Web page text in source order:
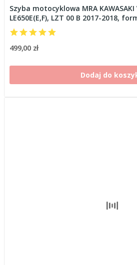
Szyba motocyklowa MRA KAWASAKI
LE650E(E,F), LZT 00 B 2017-2018,
499,00 zł
Dodaj do